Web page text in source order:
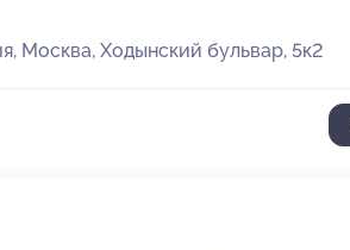
Москва, Ходынский бульвар, 5к2